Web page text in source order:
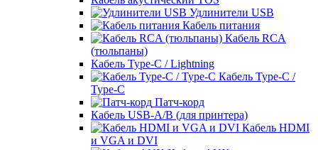
Удлинители USB
Кабель питания
Кабель RCA
(тюльпаны)
Кабель Type-C / Lightning
Кабель Type-C /
Type-C
Патч-корд
Кабель USB-A/B (для принтера)
Кабель HDMI
и VGA и DVI